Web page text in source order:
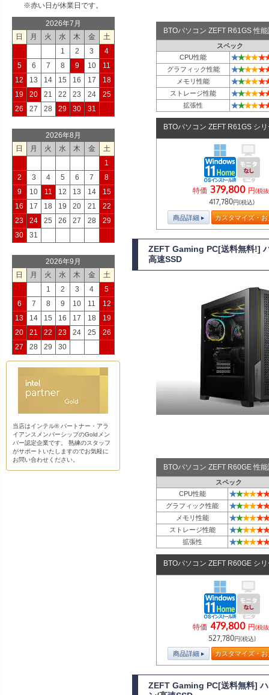
BTOパソコン ZEFT R61GS 性
スペック
CPU性能
★★★★★
グラフィック性能 ★★★★★
メモリ性能 ★★★★★
ストレージ性能 ★★★★★
拡張性 ★★★★★
BTOパソコン ZEFT R61GS シ
特価 379,800 円(税
417,780円(税込)
商品詳細 カスタマイズ・
ZEFT Gaming PC[送料無料!]
高速SSD
BTOパソコン ZEFT R60GE 性
スペック
CPU性能
★★★★★★
グラフィック性能 ★★★★★★
メモリ性能 ★★★★★★
ストレージ性能 ★★★★★★
拡張性 ★★★★★★
BTOパソコン ZEFT R60GE シ
特価 479,800 円(税
527,780円(税込)
商品詳細 カスタマイズ・
ZEFT Gaming PC[送料無料]
※赤い日が休業日です。
2026年7月
日
月 火 水 木 金
土
1
2 3
4
5
6 7 8 9 10
11
12
13 14 15 16 17
18
19
20 21 22 23 24
25
26
27 28 29 30 31
2026年8月
日
月 火 水 木 金
土
1
2
3 4 5 6 7
8
9
10 11 12 13 14
15
16
17 18 19 20 21
22
23
24 25 26 27 28
29
30
31
2026年9月
日
月 火 水 木 金
土
1
2 3 4
5
6
7 8 9 10 11
12
13
14 15 16 17 18
19
20
21 22 23 24 25
26
27
28 29 30
当店はインテル® パートナー・アラ
イアンスメンバーシップのGoldメン
バー認定企業です。 熟練のスタッフ
がサポートいたしますのでお気軽に
お問い合わせください。